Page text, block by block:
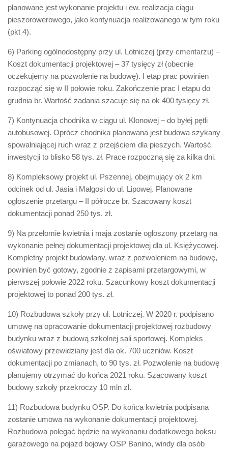
planowane jest wykonanie projektu i ew. realizacja ciągu
pieszorowerowego, jako kontynuacja realizowanego w tym roku
(pkt 4).
6) Parking ogólnodostępny przy ul. Lotniczej (przy cmentarzu) –
Koszt dokumentacji projektowej – 37 tysięcy zł (obecnie
oczekujemy na pozwolenie na budowę). I etap prac powinien
rozpocząć się w II połowie roku. Zakończenie prac I etapu do
grudnia br. Wartość zadania szacuje się na ok 400 tysięcy zł.
7) Kontynuacja chodnika w ciągu ul. Klonowej – do byłej pętli
autobusowej. Oprócz chodnika planowana jest budowa szykany
spowalniającej ruch wraz z przejściem dla pieszych. Wartość
inwestycji to blisko 58 tys. zł. Prace rozpoczną się za kilka dni.
8) Kompleksowy projekt ul. Pszennej, obejmujący ok 2 km
odcinek od ul. Jasia i Małgosi do ul. Lipowej. Planowane
ogłoszenie przetargu – II półrocze br. Szacowany koszt
dokumentacji ponad 250 tys. zł.
9) Na przełomie kwietnia i maja zostanie ogłoszony przetarg na
wykonanie pełnej dokumentacji projektowej dla ul. Księżycowej.
Kompletny projekt budowlany, wraz z pozwoleniem na budowę,
powinien być gotowy, zgodnie z zapisami przetargowymi, w
pierwszej połowie 2022 roku. Szacunkowy koszt dokumentacji
projektowej to ponad 200 tys. zł.
10) Rozbudowa szkoły przy ul. Lotniczej. W 2020 r. podpisano
umowę na opracowanie dokumentacji projektowej rozbudowy
budynku wraz z budową szkolnej sali sportowej. Kompleks
oświatowy przewidziany jest dla ok. 700 uczniów. Koszt
dokumentacji po zmianach, to 90 tys. zł. Pozwolenie na budowę
planujemy otrzymać do końca 2021 roku. Szacowany koszt
budowy szkoły przekroczy 10 mln zł.
11) Rozbudowa budynku OSP. Do końca kwietnia podpisana
zostanie umowa na wykonanie dokumentacji projektowej.
Rozbudowa polegać będzie na wykonaniu dodatkowego boksu
garażowego na pojazd bojowy OSP Banino, windy dla osób